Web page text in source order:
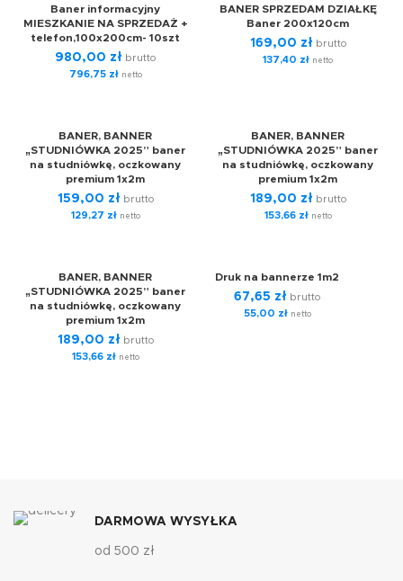
Baner informacyjny
MIESZKANIE NA SPRZEDAŻ +
telefon,100x200cm- 10szt
980,00 zł brutto
796,75 złnetto
BANER SPRZEDAM DZIAŁKĘ
Baner 200x120cm
169,00 zł brutto
137,40 zł netto
BANER, BANNER
„STUDNIÓWKA 2025” baner
na studniówkę, oczkowany
premium 1x2m
159,00 zł brutto
129,27 złnetto
BANER, BANNER
„STUDNIÓWKA 2025” baner
na studniówkę, oczkowany
premium 1x2m
189,00 zł brutto
153,66 złnetto
BANER, BANNER
„STUDNIÓWKA 2025” baner
na studniówkę, oczkowany
premium 1x2m
189,00 zł brutto
153,66 złnetto
Druk na bannerze 1m2
67,65 zł brutto
55,00 złnetto
DARMOWA WYSYŁKA
od 500 zł